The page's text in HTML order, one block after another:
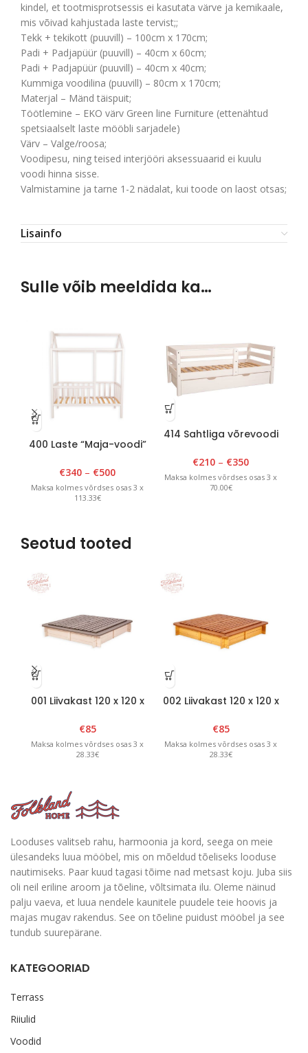
kindel, et tootmisprotsessis ei kasutata värve ja kemikaale,
mis võivad kahjustada laste tervist;;
Tekk + tekikott (puuvill) – 100cm x 170cm;
Padi + Padjapüür (puuvill) – 40cm x 60cm;
Padi + Padjapüür (puuvill) – 40cm x 40cm;
Kummiga voodilina (puuvill) – 80cm x 170cm;
Materjal – Mänd täispuit;
Töötlemine – EKO värv Green line Furniture (ettenähtud
spetsiaalselt laste mööbli sarjadele)
Värv – Valge/roosa;
Voodipesu, ning teised interjööri aksessuaarid ei kuulu
voodi hinna sisse.
Valmistamine ja tarne 1-2 nädalat, kui toode on laost otsas;
Lisainfo
Sulle võib meeldida ka…
400 Laste “Maja-voodi”
Valge
€340 – €500
Maksa kolmes võrdses osas 3 x
113.33€
414 Sahtliga võrevoodi
€210 – €350
Maksa kolmes võrdses osas 3 x
70.00€
Seotud tooted
001 Liivakast 120 x 120 x
kaanega Valge/Grafiit
€85
Maksa kolmes võrdses osas 3 x
28.33€
002 Liivakast 120 x 120 x
kaanega Pruun/kollane
€85
Maksa kolmes võrdses osas 3 x
28.33€
Looduses valitseb rahu, harmoonia ja kord, seega on meie
ülesandeks luua mööbel, mis on mõeldud tõeliseks looduse
nautimiseks. Paar kuud tagasi tõime nad metsast koju. Juba siis
oli neil eriline aroom ja tõeline, võltsimata ilu. Oleme näinud
palju vaeva, et luua nendele kaunitele puudele teie hoovis ja
majas mugav rakendus. See on tõeline puidust mööbel ja see
tundub suurepärane.
KATEGOORIAD
Terrass
Riiulid
Voodid